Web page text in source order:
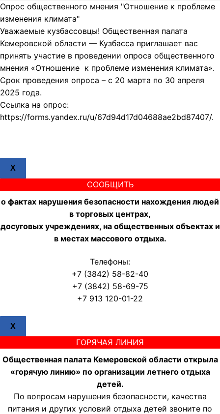
Опрос общественного мнения "Отношение к проблеме
изменения климата"
Уважаемые кузбассовцы! Общественная палата
Кемеровской области — Кузбасса приглашает вас
принять участие в проведении опроса общественного
мнения «Отношение к проблеме изменения климата».
Срок проведения опроса – с 20 марта по 30 апреля
2025 года.
Ссылка на опрос:
https://forms.yandex.ru/u/67d94d17d04688ae2bd87407/.
X
СООБЩИТЬ
о фактах нарушения безопасности нахождения людей
в торговых центрах,
досуговых учреждениях, на общественных объектах и
в местах массового отдыха.
Телефоны:
+7 (3842) 58-82-40
+7 (3842) 58-69-75
+7 913 120-01-22
X
ГОРЯЧАЯ ЛИНИЯ
Общественная палата Кемеровской области открыла
«горячую линию» по организации летнего отдыха
детей.
По вопросам нарушения безопасности, качества
питания и других условий отдыха детей звоните по